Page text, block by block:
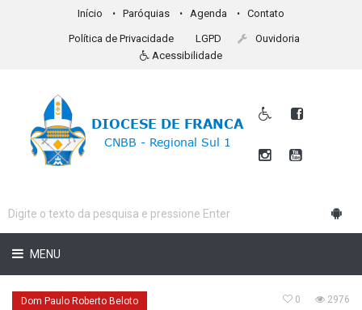
Início Paróquias Agenda Contato
Política de Privacidade LGPD
Ouvidoria
Acessibilidade
MENU
Dom Paulo Roberto Beloto 0 2976